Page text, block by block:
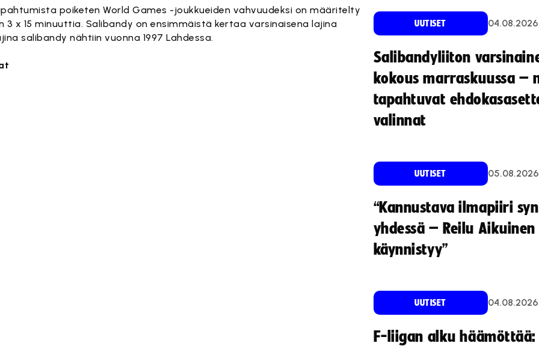
poiketen World Games -joukkueiden vahvuudeksi on määritelty
x 15 minuuttia. Salibandy on ensimmäistä kertaa varsinaisena lajina
salibandy nähtiin vuonna 1997 Lahdessa.
UUTISET 04.08.2026
Salibandyliiton
kokous marraskuussa –
tapahtuvat
valinnat
UUTISET 05.08.2026
“Kannustava ilmapiiri
yhdessä – Reilu
käynnistyy”
UUTISET 04.08.2026
F-liigan alku häämöttää: